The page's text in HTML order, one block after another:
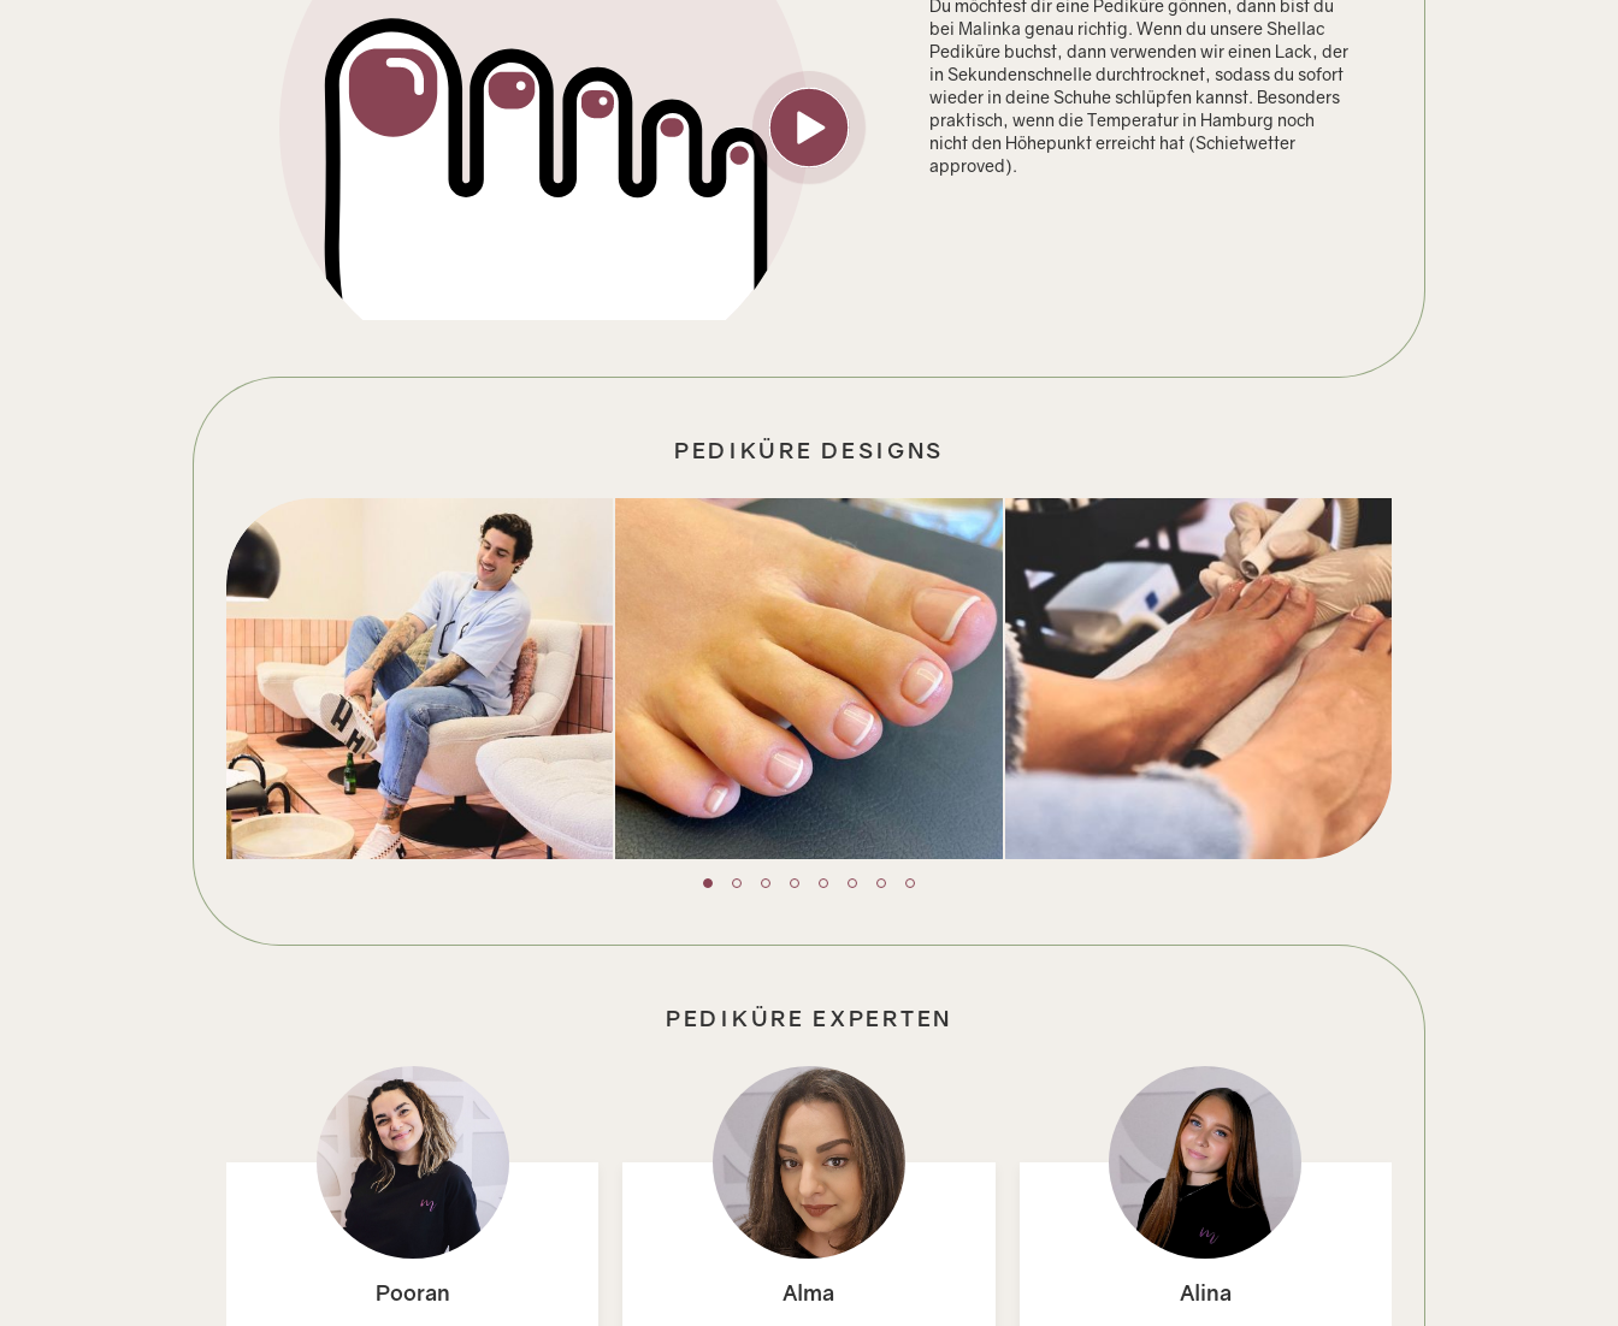
Du möchtest dir eine Pediküre gönnen, dann bist du
bei Malinka genau richtig. Wenn du unsere Shellac
Pediküre buchst, dann verwenden wir einen Lack, der
in Sekundenschnelle durchtrocknet, sodass du sofort
wieder in deine Schuhe schlüpfen kannst. Besonders
praktisch, wenn die Temperatur in Hamburg noch
nicht den Höhepunkt erreicht hat (Schietwetter
approved).
PEDIKÜRE DESIGNS
PEDIKÜRE EXPERTEN
Pooran Alma Alina